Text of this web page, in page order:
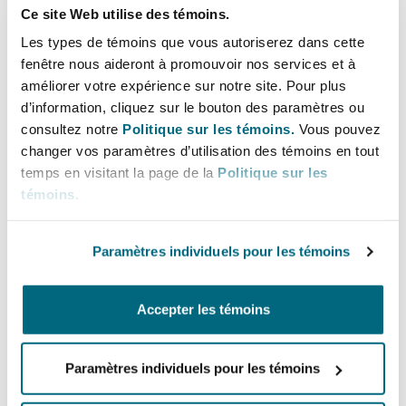
Ce site Web utilise des témoins.
Les types de témoins que vous autoriserez dans cette
fenêtre nous aideront à promouvoir nos services et à
améliorer votre expérience sur notre site. Pour plus
d’information, cliquez sur le bouton des paramètres ou
consultez notre Politique sur les témoins. Vous pouvez
changer vos paramètres d’utilisation des témoins en tout
temps en visitant la page de la Politique sur les
témoins.
Paramètres individuels pour les témoins
Accepter les témoins
Paramètres individuels pour les témoins
Entretien, réparation et
Droit aérien commercial
Droit réglementaire
Satellites et espace
Couverture d’assurance
Droit maritime
Risques politiques et crédit
produits
Assurance biens
Jersey
The St Botolph Building
Bulletins
disposals and acquisitions, financings
and restructurings.
Lignes directes
+44 20 7876 4757
+44 7590 146 878
London, The St Botolph Building
+44 (0) 20 7876 5000